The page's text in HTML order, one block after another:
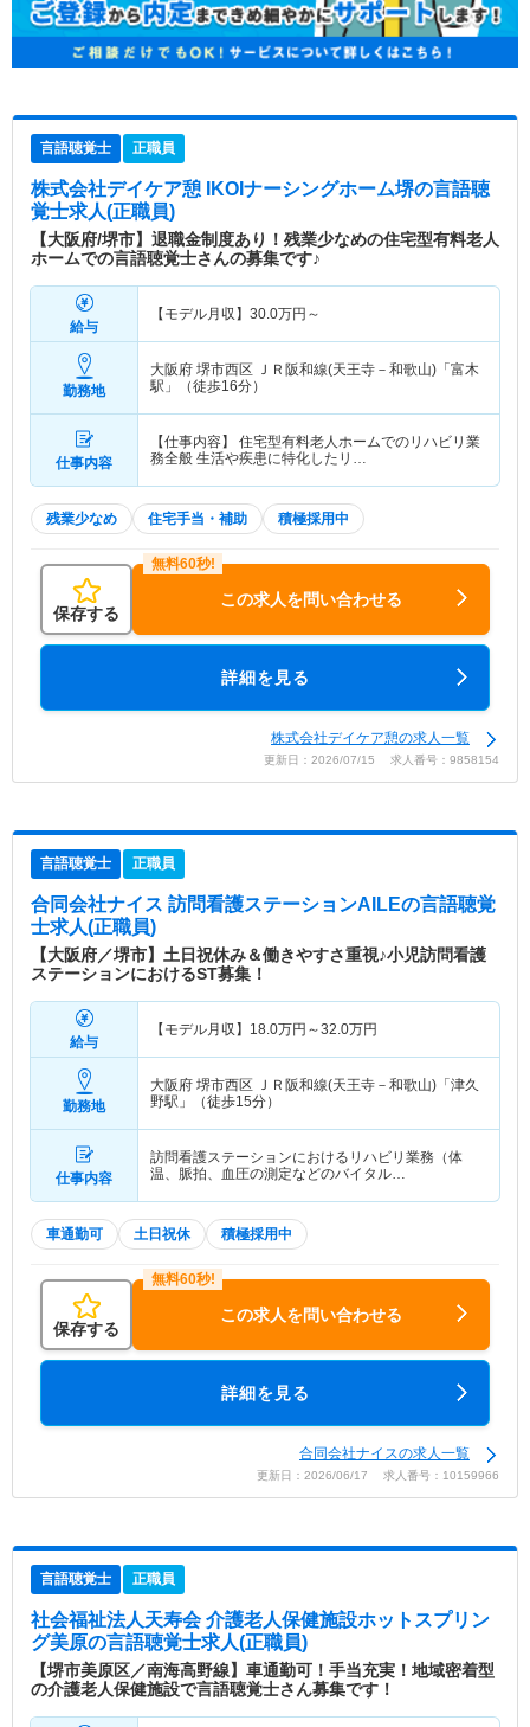
言語聴覚士 正職員
株式会社デイケア憩 IKOIナーシングホーム堺の言語聴
覚士求人(正職員)
【大阪府/堺市】退職金制度あり！残業少なめの住宅型有料老人
ホームでの言語聴覚士さんの募集です♪
給与
【モデル月収】 30.0万円～
勤務地
大阪府 堺市西区 ＪＲ阪和線(天王寺－和歌山)「富木
駅」（徒歩16分）
仕事内容
【仕事内容】 住宅型有料老人ホームでのリハビリ業
務全般 生活や疾患に特化したリ…
残業少なめ 住宅手当・補助 積極採用中
保存する
この求人を問い合わせる
詳細を見る
株式会社デイケア憩の求人一覧
更新日：2026/07/15 求人番号：9858154
言語聴覚士 正職員
合同会社ナイス 訪問看護ステーションAILEの言語聴覚
士求人(正職員)
【大阪府／堺市】土日祝休み＆働きやすさ重視♪小児訪問看護
ステーションにおけるST募集！
給与
【モデル月収】 18.0万円～32.0万円
勤務地
大阪府 堺市西区 ＪＲ阪和線(天王寺－和歌山)「津久
野駅」（徒歩15分）
仕事内容
訪問看護ステーションにおけるリハビリ業務（体
温、脈拍、血圧の測定などのバイタル…
車通勤可 土日祝休 積極採用中
保存する
この求人を問い合わせる
詳細を見る
合同会社ナイスの求人一覧
更新日：2026/06/17 求人番号：10159966
言語聴覚士 正職員
社会福祉法人天寿会 介護老人保健施設ホットスプリン
グ美原の言語聴覚士求人(正職員)
【堺市美原区／南海高野線】車通勤可！手当充実！地域密着型
の介護老人保健施設で言語聴覚士さん募集です！